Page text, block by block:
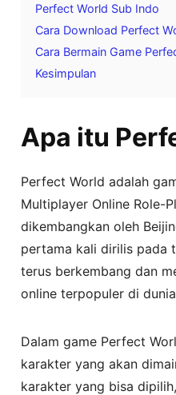
Perfect World Sub Indo
Cara Download Perfect
Cara Bermain Game
Kesimpulan
Apa itu
Perfect World adalah
Multiplayer Online Role-
dikembangkan oleh
pertama kali dirilis pada
terus berkembang dan
online terpopuler di
Dalam game Perfect
karakter yang akan
karakter yang bisa